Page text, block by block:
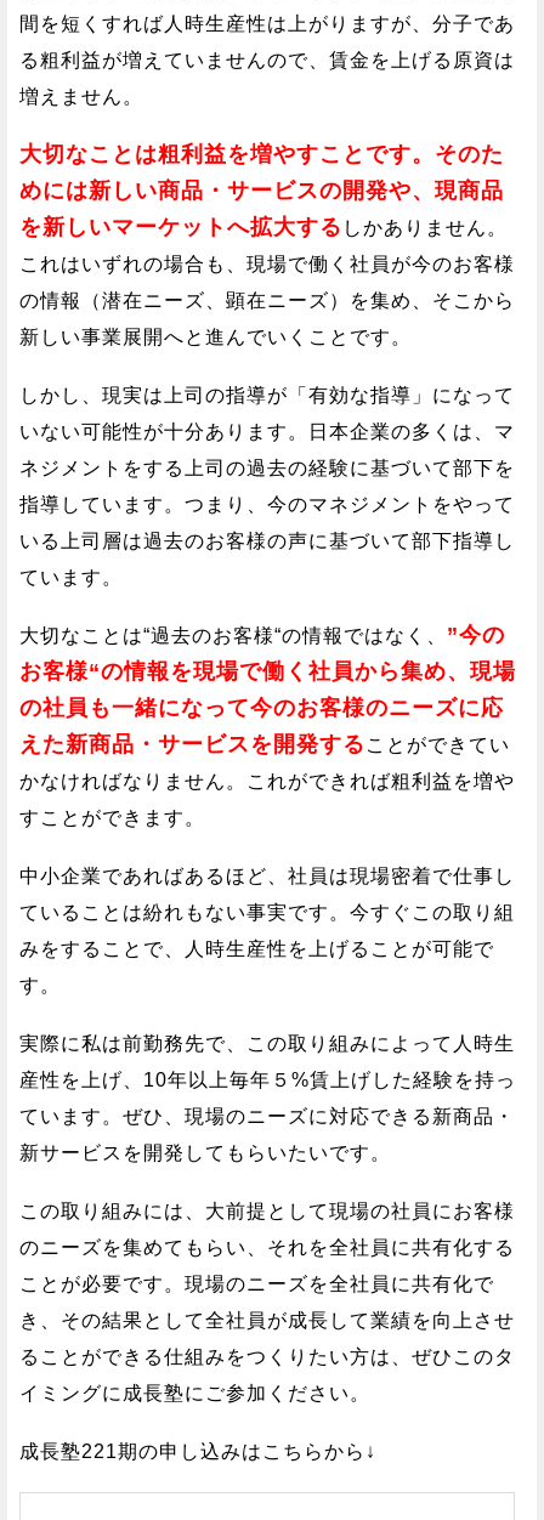
間を短くすれば人時生産性は上がりますが、分子であ
る粗利益が増えていませんので、賃金を上げる原資は
増えません。
大切なことは粗利益を増やすことです。そのた
めには新しい商品・サービスの開発や、現商品
を新しいマーケットへ拡大する しかありません。
これはいずれの場合も、現場で働く社員が今のお客様
の情報（潜在ニーズ、顕在ニーズ）を集め、そこから
新しい事業展開へと進んでいくことです。
しかし、現実は上司の指導が「有効な指導」になって
いない可能性が十分あります。日本企業の多くは、マ
ネジメントをする上司の過去の経験に基づいて部下を
指導しています。つまり、今のマネジメントをやって
いる上司層は過去のお客様の声に基づいて部下指導し
ています。
大切なことは“過去のお客様“の情報ではなく、 ”今の
お客様“の情報を現場で働く社員から集め、現場
の社員も一緒になって今のお客様のニーズに応
えた新商品・サービスを開発する ことができてい
かなければなりません。これができれば粗利益を増や
すことができます。
中小企業であればあるほど、社員は現場密着で仕事し
ていることは紛れもない事実です。今すぐこの取り組
みをすることで、人時生産性を上げることが可能で
す。
実際に私は前勤務先で、この取り組みによって人時生
産性を上げ、10年以上毎年５%賃上げした経験を持っ
ています。ぜひ、現場のニーズに対応できる新商品・
新サービスを開発してもらいたいです。
この取り組みには、大前提として現場の社員にお客様
のニーズを集めてもらい、それを全社員に共有化する
ことが必要です。現場のニーズを全社員に共有化で
き、その結果として全社員が成長して業績を向上させ
ることができる仕組みをつくりたい方は、ぜひこのタ
イミングに成長塾にご参加ください。
成長塾221期の申し込みはこちらから↓